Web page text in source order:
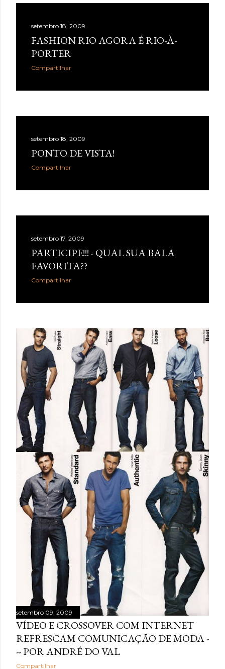
setembro 18, 2009
FASHION RIO AGORA É RIO-À-
PORTER
Compartilhar
setembro 18, 2009
PONTO DE VISTA!
Compartilhar
setembro 17, 2009
PARTICIPE!!! - QUAL SUA BALA
FAVORITA??
Compartilhar
setembro 09, 2009
VÍDEO E CROSSOVER COM INTERNET
REFRESCAM COMUNICAÇÃO DE MODA -
-- POR ANDRÉ DO VAL
Compartilhar